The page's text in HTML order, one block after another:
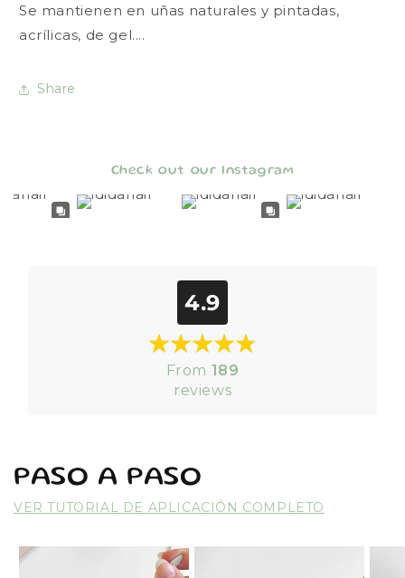
Se mantienen en uñas naturales y pintadas,
acrílicas, de gel....
Share
Check out our Instagram
4.9
From 189
reviews
PASO A PASO
VER TUTORIAL DE APLICACIÓN COMPLETO